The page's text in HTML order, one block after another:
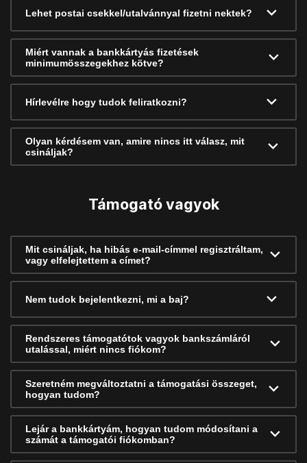
Lehet postai csekkel/utalvánnyal fizetni nektek?
Miért vannak a bankkártyás fizetések
minimumösszegekhez kötve?
Hírlevélre hogy tudok feliratkozni?
Olyan kérdésem van, amire nincs itt válasz, mit
csináljak?
Támogató vagyok
Mit csináljak, ha hibás e-mail-címmel regisztráltam,
vagy elfelejtettem a címet?
Nem tudok bejelentkezni, mi a baj?
Rendszeres támogatótok vagyok bankszámláról
utalással, miért nincs fiókom?
Szeretném megváltoztatni a támogatási összeget,
hogyan tudom?
Lejár a bankkártyám, hogyan tudom módosítani a
számát a támogatói fiókomban?